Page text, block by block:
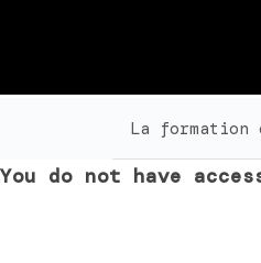
La formation
You do not have